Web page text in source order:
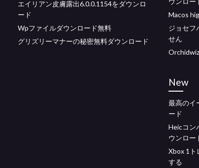
エイリアン皮膚露出6.0.0.1154をダウンロ
ード
Wpファイルダウンロード無料
グリズリーマナーの秘密無料ダウンロード
Macos
ジョセフ
せん
New
最高のイ
ード
Heicコン
ウンロー
Xbox 1ト
する